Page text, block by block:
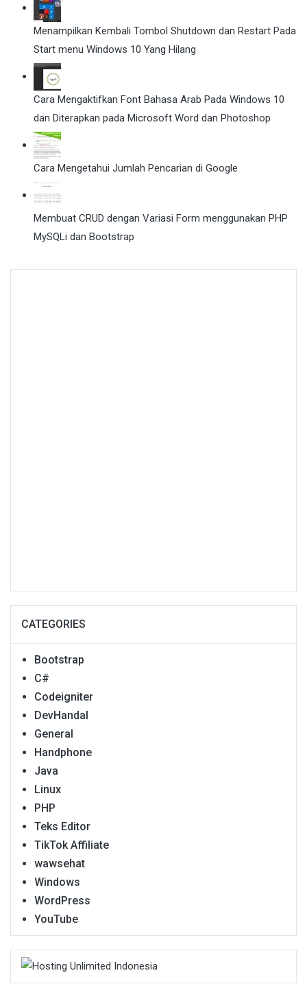
Menampilkan Kembali Tombol Shutdown dan Restart Pada
Start menu Windows 10 Yang Hilang
Cara Mengaktifkan Font Bahasa Arab Pada Windows 10
dan Diterapkan pada Microsoft Word dan Photoshop
Cara Mengetahui Jumlah Pencarian di Google
Membuat CRUD dengan Variasi Form menggunakan PHP
MySQLi dan Bootstrap
CATEGORIES
Bootstrap
C#
Codeigniter
DevHandal
General
Handphone
Java
Linux
PHP
Teks Editor
TikTok Affiliate
wawsehat
Windows
WordPress
YouTube